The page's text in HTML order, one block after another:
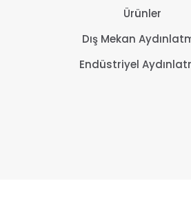
Ürünler
Dış Mekan
Endüstriyel